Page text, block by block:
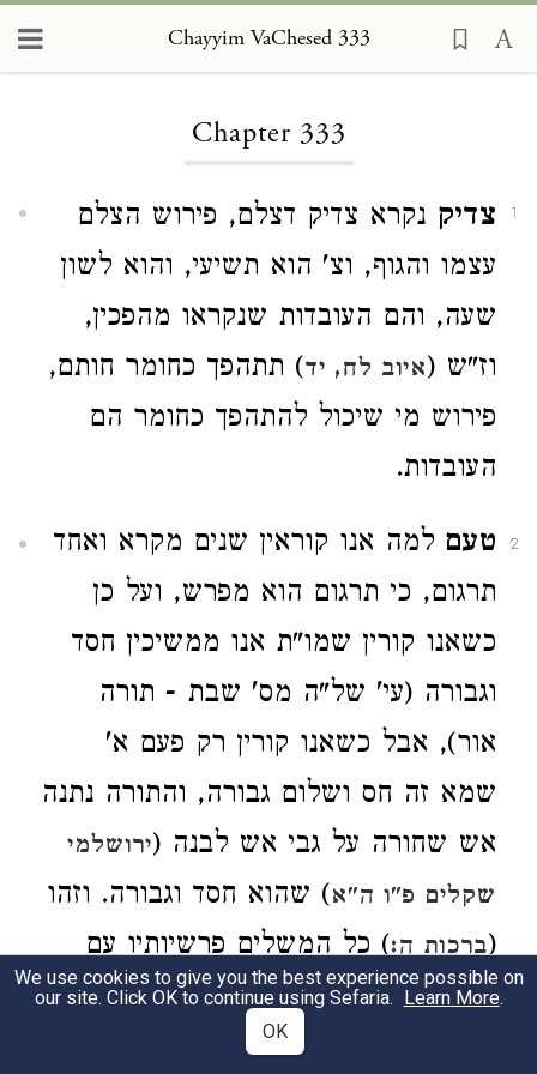
Chayyim VaChesed 333
Chapter 333
1 צדיק נקרא צדיק דצלם, פירוש הצלם
עצמו והגוף, וצ' הוא תשיעי, והוא לשון
שעה, והם העובדות שנקראו מהפכין,
וז"ש (איוב לח, יד) תתהפך כחומר חותם,
פירוש מי שיכול להתהפך כחומר הם
העובדות.
2 טעם למה אנו קוראין שנים מקרא ואחד
תרגום, כי תרגום הוא מפרש, ועל כן
כשאנו קורין שמו"ת אנו ממשיכין חסד
וגבורה (עי' של"ה מס' שבת - תורה
אור), אבל כשאנו קורין רק פעם א'
שמא זה חס ושלום גבורה, והתורה נתנה
אש שחורה על גבי אש לבנה (ירושלמי
שקלים פ"ו ה"א) שהוא חסד וגבורה. וזהו
(ברכות ה:) כל המשלים פרשיותיו עם
הציבור מאריכין לו כו', משלימין לו ימיו
שמושך חסד וגבורה:
We use cookies to give you the best experience possible on
our site. Click OK to continue using Sefaria. Learn More.
OK